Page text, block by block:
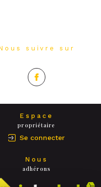
Nous suivre sur
Espace
propriétaire
Se connecter
Nous
adhérons